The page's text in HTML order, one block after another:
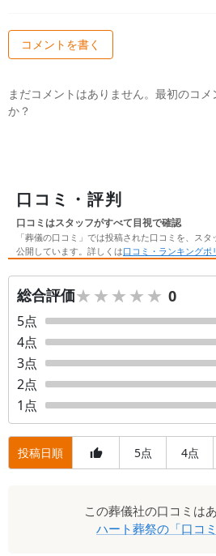
コメントを書く
まだコメントはありません。最初のコ
か？
口コミ・評判
口コミはスタッフがすべて目視で確認
「葬儀の口コミ」では投稿された口コミを、ス
公開しています。詳しくは口コミ・ランキングポ
総合評価★★★★★
★★★★★ 0
5点
4点
3点
2点
1 点
投稿日順 5点 4点
この葬儀社の口コミは
ハート葬祭の「口コ